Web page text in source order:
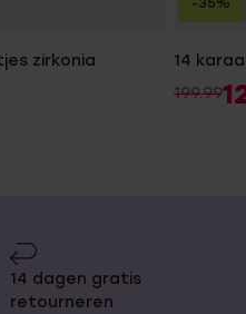
zirkonia
14
199.99
-35%
14 dagen gratis
retourneren